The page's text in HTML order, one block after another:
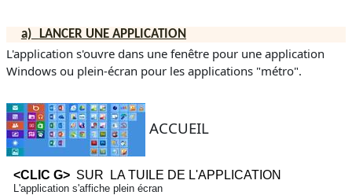
a) LANCER UNE APPLICATION
L'application s'ouvre dans une fenêtre pour une application
Windows ou plein-écran pour les applications "métro".
ACCUEIL
<CLIC G> SUR LA TUILE DE L'APPLICATION
L'application s'affiche plein écran